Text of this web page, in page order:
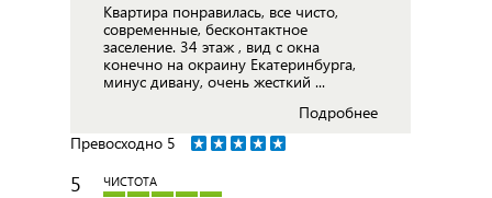
Квартира понравилась, все чисто,
современные, бесконтактное
заселение. 34 этаж , вид с окна
конечно на окраину Екатеринбурга,
минус дивану, очень жесткий ...
Подробнее
Превосходно 5
5 ЧИСТОТА